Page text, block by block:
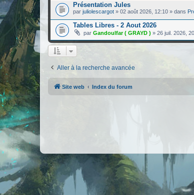
Présentation Jules
par juliolescargot » 02 août 2026, 12:10 » dans
Tables Libres - 2 Aout 2026
par Gandoulfar ( GRAYD ) » 26 juil. 2026,
Aller à la recherche avancée
Site web Index du forum